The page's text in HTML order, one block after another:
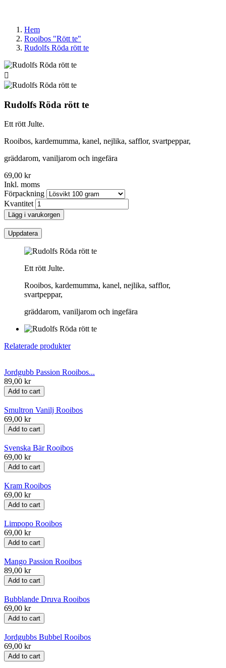
Hem
Rooibos "Rött te"
Rudolfs Röda rött te

Rudolfs Röda rött te
Ett rött Julte.
Rooibos, kardemumma, kanel, nejlika, safflor, svartpeppar,
gräddarom, vaniljarom och ingefära
69,00 kr
Inkl. moms
Förpackning
Kvantitet
Lägg i varukorgen
Ett rött Julte.
Rooibos, kardemumma, kanel, nejlika, safflor,
svartpeppar,
gräddarom, vaniljarom och ingefära
Relaterade produkter
Jordgubb Passion Rooibos...
89,00 kr
Add to cart
Smultron Vanilj Rooibos
69,00 kr
Add to cart
Svenska Bär Rooibos
69,00 kr
Add to cart
Kram Rooibos
69,00 kr
Add to cart
Limpopo Rooibos
69,00 kr
Add to cart
Mango Passion Rooibos
89,00 kr
Add to cart
Bubblande Druva Rooibos
69,00 kr
Add to cart
Jordgubbs Bubbel Rooibos
69,00 kr
Add to cart